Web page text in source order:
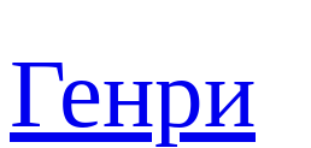
Генри